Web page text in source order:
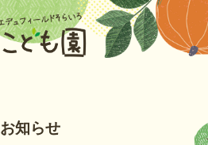
お知らせ